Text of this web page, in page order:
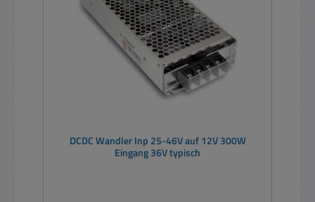
DCDC Wandler Inp 25-46V auf 12V 300W
Eingang 36V typisch